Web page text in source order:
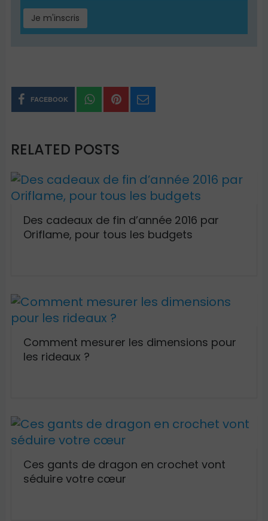
FACEBOOK
RELATED POSTS
Des cadeaux de fin d’année 2016 par
Oriflame, pour tous les budgets
Comment mesurer les dimensions pour
les rideaux ?
Ces gants de dragon en crochet vont
séduire votre cœur